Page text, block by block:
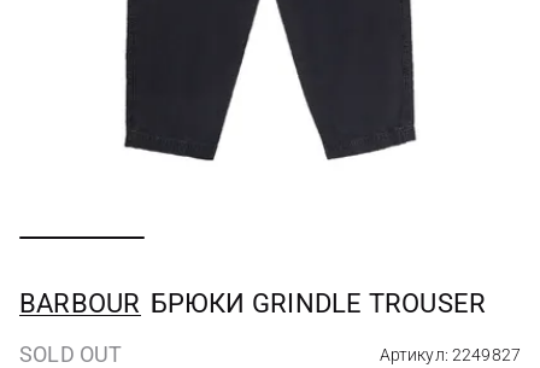
BARBOUR БРЮКИ GRINDLE TROUSER
SOLD OUT Артикул: 2249827